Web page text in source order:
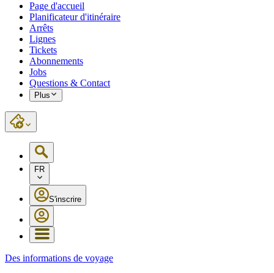
Page d'accueil
Planificateur d'itinéraire
Arrêts
Lignes
Tickets
Abonnements
Jobs
Questions & Contact
Plus
FR
S'inscrire
Des informations de voyage